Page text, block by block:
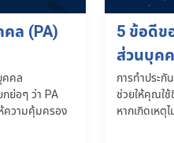
ล (PA)
คคล
ย่อๆ ว่า PA
ความคุ้มครอง
5 ข้อดีข
ส่วนบุค
การทำประกั
ช่วยให้คุณใ
หากเกิดเหตุ